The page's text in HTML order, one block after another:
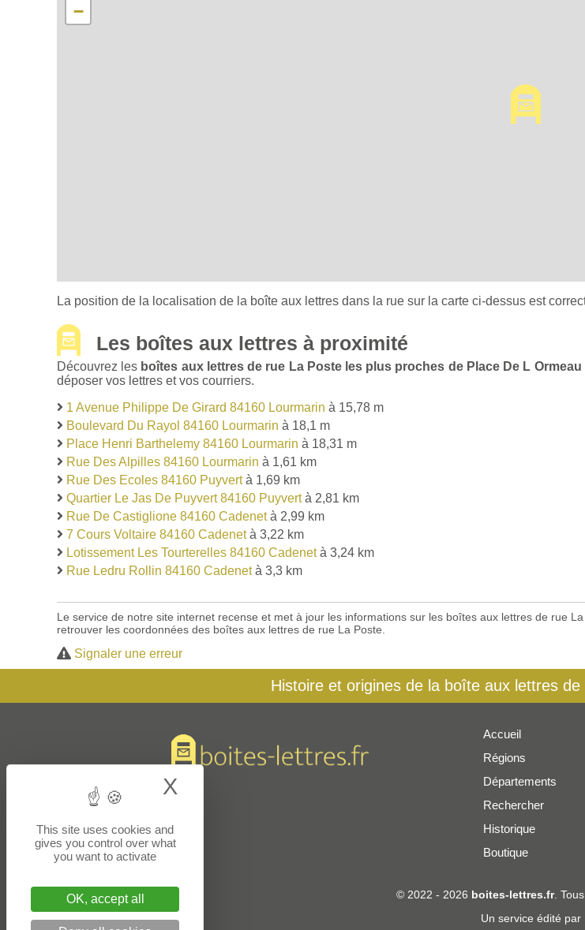
−
La position de la localisation de la boîte aux lettres dans la rue sur la carte ci-dessus est
Les boîtes aux lettres à proximité
Découvrez les boîtes aux lettres de rue La Poste les plus proches de Place De L
déposer vos lettres et vos courriers.
1 Avenue Philippe De Girard 84160 Lourmarin à 15,78 m
Boulevard Du Rayol 84160 Lourmarin à 18,1 m
Place Henri Barthelemy 84160 Lourmarin à 18,31 m
Rue Des Alpilles 84160 Lourmarin à 1,61 km
Rue Des Ecoles 84160 Puyvertà 1,69 km
Quartier Le Jas De Puyvert 84160 Puyvertà 2,81 km
Rue De Castiglione 84160 Cadenetà 2,99 km
7 Cours Voltaire 84160 Cadenetà 3,22 km
Lotissement Les Tourterelles 84160 Cadenetà 3,24 km
Rue Ledru Rollin 84160 Cadenetà 3,3 km
Le service de notre site internet recense et met à jour les informations sur les boîtes aux lettres de rue
retrouver les coordonnées des boîtes aux lettres de rue La Poste.
Signaler une erreur
Histoire et origines de la boîte aux lettres
Accueil
Régions
Départements
Rechercher
Historique
Boutique
© 2022 - 2026 boites-lettres.fr.
Un service édité par
This site uses cookies and
gives you control over what
you want to activate
OK, accept all
X